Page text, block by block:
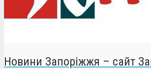
Новини Запоріжжя – сайт